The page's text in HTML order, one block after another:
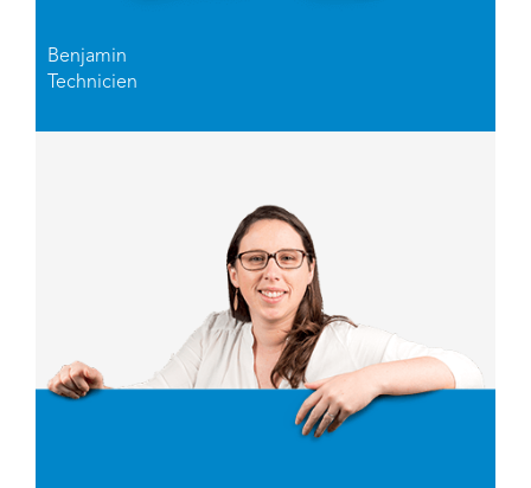
Benjamin
Technicien